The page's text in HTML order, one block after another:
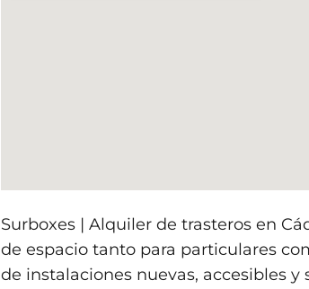
Surboxes | Alquiler de trasteros en
de espacio tanto para particulares
de instalaciones nuevas, accesibles